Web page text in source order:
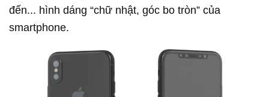
đến... hình dáng “chữ nhật, góc bo tròn” của
smartphone.